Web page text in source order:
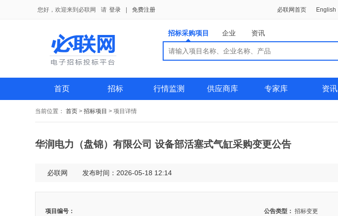
必联网首页 English
您好，欢迎来到必联网 请 登录 免费注册
招标采购项目 企业 资讯
首页 招标 行情监测 供应商库 专家库 资讯
当前位置： 首页 > 招标项目 > 项目详情
华润电力（盘锦）有限公司 设备部活塞式气缸采购变更公告
必联网 发布时间：2026-05-18 12:14
项目编号： 公告类型： 招标变更